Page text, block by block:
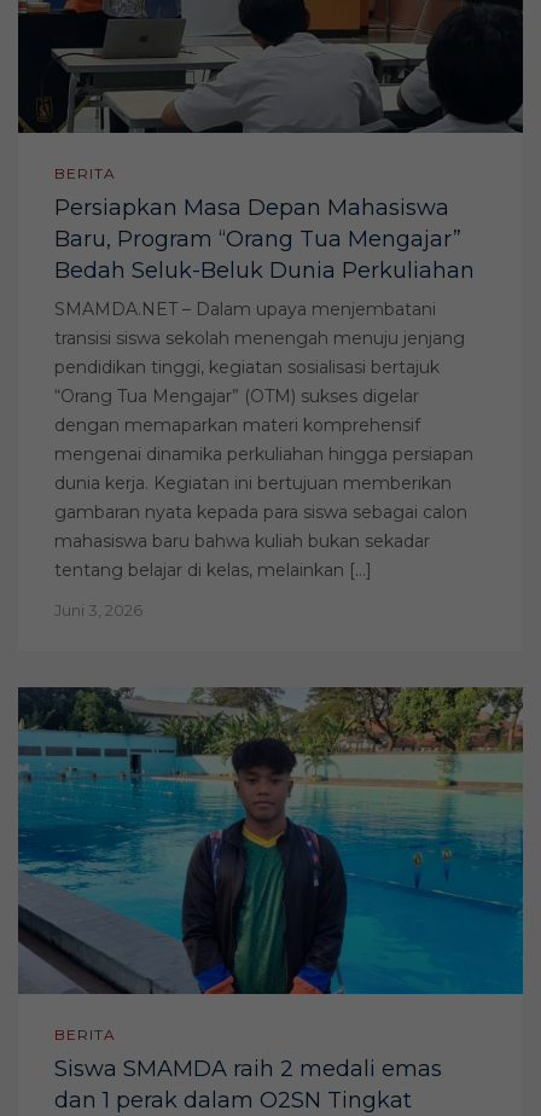
BERITA
Persiapkan Masa Depan Mahasiswa
Baru, Program “Orang Tua Mengajar”
Bedah Seluk-Beluk Dunia Perkuliahan
SMAMDA.NET – Dalam upaya menjembatani
transisi siswa sekolah menengah menuju jenjang
pendidikan tinggi, kegiatan sosialisasi bertajuk
“Orang Tua Mengajar” (OTM) sukses digelar
dengan memaparkan materi komprehensif
mengenai dinamika perkuliahan hingga persiapan
dunia kerja. Kegiatan ini bertujuan memberikan
gambaran nyata kepada para siswa sebagai calon
mahasiswa baru bahwa kuliah bukan sekadar
tentang belajar di kelas, melainkan […]
Juni 3, 2026
BERITA
Siswa SMAMDA raih 2 medali emas
dan 1 perak dalam O2SN Tingkat